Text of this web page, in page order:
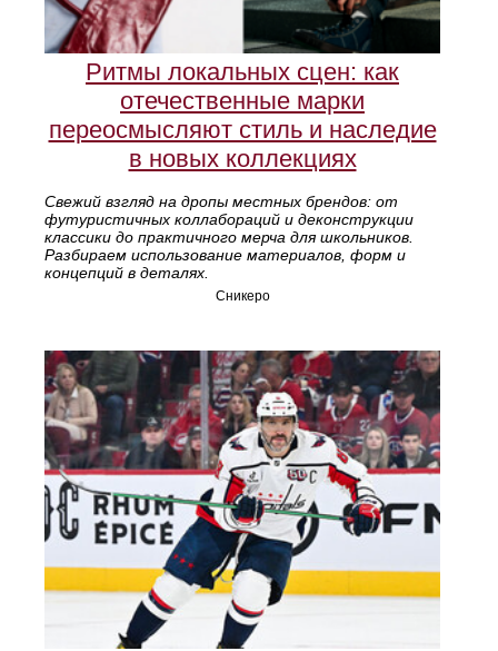
Ритмы локальных сцен: как
отечественные марки
переосмысляют стиль и наследие
в новых коллекциях
Свежий взгляд на дропы местных брендов: от
футуристичных коллабораций и деконструкции
классики до практичного мерча для школьников.
Разбираем использование материалов, форм и
концепций в деталях.
Сникеро